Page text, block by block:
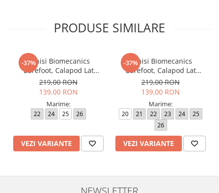
PRODUSE SIMILARE
-37%
Tenisi Biomecanics
Barefoot, Calapod Lat
262190-E032 Rosa
219,00 RON
139,00 RON
Marime:
22 24 25 26
VEZI VARIANTE
-37%
Tenisi Biomecanics
Barefoot, Calapod Lat
262190-A556 Petrol
219,00 RON
139,00 RON
Marime:
20 21 22 23 24
25
26
VEZI VARIANTE